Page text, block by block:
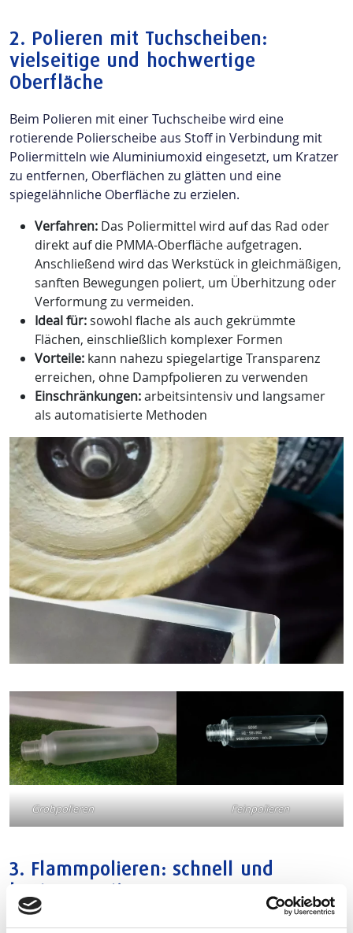
2. Polieren mit Tuchscheiben:
vielseitige und hochwertige
Oberfläche
Beim Polieren mit einer Tuchscheibe wird eine
rotierende Polierscheibe aus Stoff in Verbindung mit
Poliermitteln wie Aluminiumoxid eingesetzt, um Kratzer
zu entfernen, Oberflächen zu glätten und eine
spiegelähnliche Oberfläche zu erzielen.
Verfahren: Das Poliermittel wird auf das Rad oder
direkt auf die PMMA-Oberfläche aufgetragen.
Anschließend wird das Werkstück in gleichmäßigen,
sanften Bewegungen poliert, um Überhitzung oder
Verformung zu vermeiden.
Ideal für:sowohl flache als auch gekrümmte
Flächen, einschließlich komplexer Formen
Vorteile: kann nahezu spiegelartige Transparenz
erreichen, ohne Dampfpolieren zu verwenden
Einschränkungen:arbeitsintensiv und langsamer
als automatisierte Methoden
Grobpolieren Feinpolieren
3. Flammpolieren: schnell und
kostengünstig
Beim Flammpolieren wird eine Flamme mit hoher